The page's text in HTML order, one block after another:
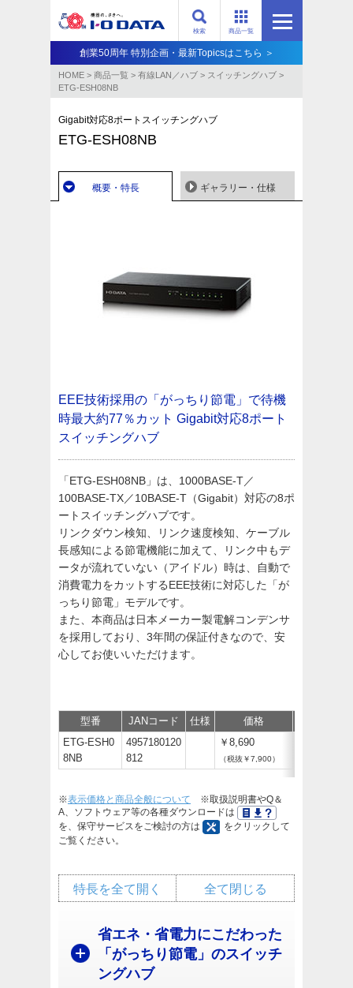
商品一覧
検索
創業50周年 特別企画・最新Topicsはこちら ＞
HOME > 商品一覧 > 有線LAN／ハブ > スイッチングハブ >
ETG-ESH08NB
Gigabit対応8ポートスイッチングハブ
ETG-ESH08NB
概要・特長 ギャラリー・仕様
EEE技術採用の「がっちり節電」で待機
時最大約77％カット Gigabit対応8ポート
スイッチングハブ
「ETG-ESH08NB」は、1000BASE-T／
100BASE-TX／10BASE-T（Gigabit）対応の8ポ
ートスイッチングハブです。
リンクダウン検知、リンク速度検知、ケーブル
長感知による節電機能に加えて、リンク中もデ
ータが流れていない（アイドル）時は、自動で
消費電力をカットするEEE技術に対応した「が
っちり節電」モデルです。
また、本商品は日本メーカー製電解コンデンサ
を採用しており、3年間の保証付きなので、安
心してお使いいただけます。
型番 JANコード 仕様 価格
ETG-ESH0
8NB
4957180120
812
￥8,690
（税抜￥7,900）
※表示価格と商品全般について ※取扱説明書やQ＆
A、ソフトウェア等の各種ダウンロードは
を、保守サービスをご検討の方は
をクリックして
ご覧ください。
全て閉じる
特長を全て開く
省エネ・省電力にこだわった
「がっちり節電」のスイッチ
ングハブ